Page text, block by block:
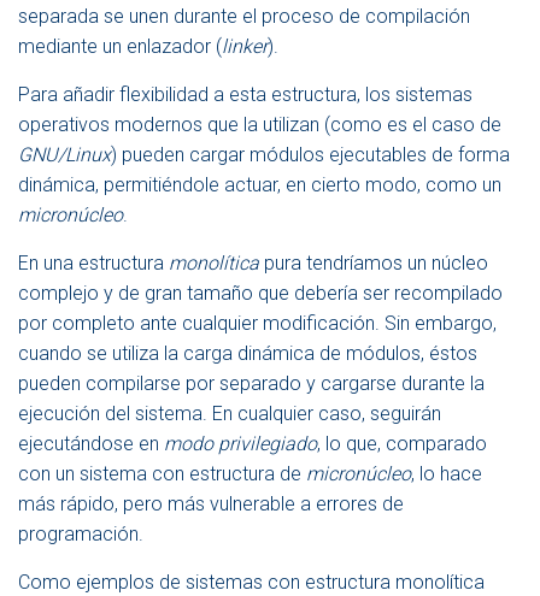
separada se unen durante el proceso de compilación
mediante un enlazador (linker).
Para añadir flexibilidad a esta estructura, los sistemas
operativos modernos que la utilizan (como es el caso de
GNU/Linux) pueden cargar módulos ejecutables de forma
dinámica, permitiéndole actuar, en cierto modo, como un
micronúcleo.
En una estructura monolítica pura tendríamos un núcleo
complejo y de gran tamaño que debería ser recompilado
por completo ante cualquier modificación. Sin embargo,
cuando se utiliza la carga dinámica de módulos, éstos
pueden compilarse por separado y cargarse durante la
ejecución del sistema. En cualquier caso, seguirán
ejecutándose en modo privilegiado, lo que, comparado
con un sistema con estructura de micronúcleo, lo hace
más rápido, pero más vulnerable a errores de
programación.
Como ejemplos de sistemas con estructura monolítica